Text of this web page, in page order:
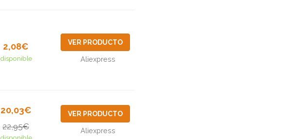
2,08€
disponible
VER PRODUCTO
Aliexpress
20,03€
22,95€
VER PRODUCTO
Aliexpress